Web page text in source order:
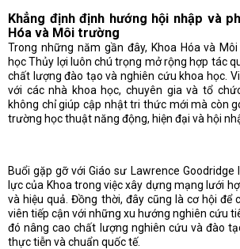
Khẳng định định hướng hội nhập và
Hóa và Môi trường
Trong những năm gần đây, Khoa Hóa và
học Thủy lợi luôn chú trọng mở rộng hợp tác
chất lượng đào tạo và nghiên cứu khoa học.
với các nhà khoa học, chuyên gia và tổ
không chỉ giúp cập nhật tri thức mới mà còn
trường học thuật năng động, hiện đại và hội
Buổi gặp gỡ với Giáo sư Lawrence
lực của Khoa trong việc xây dựng mạng lưới
và hiệu quả. Đồng thời, đây cũng là cơ hội để
viên tiếp cận với những xu hướng nghiên cứu
đó nâng cao chất lượng nghiên cứu và đào
thực tiễn và chuẩn quốc tế.